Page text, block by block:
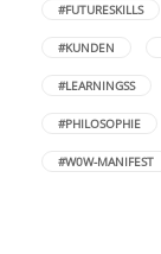
#FUTURESKILLS
#KUNDEN
#LEARNINGSS
#PHILOSOPHIE
#W0W-MANIFEST